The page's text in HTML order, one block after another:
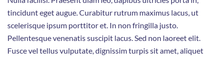
tincidunt eget augue. Curabitur rutrum maximus lacus, ut
scelerisque ipsum porttitor et. In non fringilla justo.
Pellentesque venenatis suscipit lacus. Sed non laoreet elit.
Fusce vel tellus vulputate, dignissim turpis sit amet, aliquet